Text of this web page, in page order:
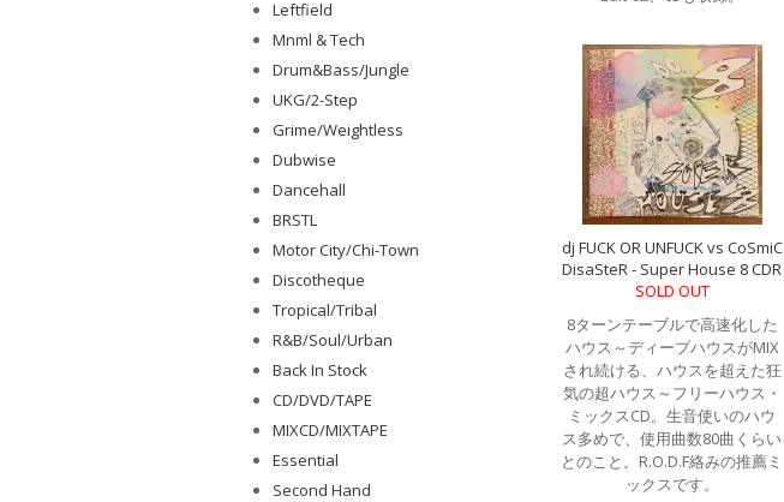
dj FUCK OR UNFUCK vs CoSmiC
DisaSteR - Super House 8 CDR
SOLD OUT
8ターンテーブルで高速化した
ハウス～ディープハウスがMIX
され続ける、ハウスを超えた狂
気の超ハウス～フリーハウス・
ミックスCD。生音使いのハウ
ス多めで、使用曲数80曲くらい
とのこと。R.O.D.F絡みの推薦ミ
ックスです。
Leftfield
Mnml & Tech
Drum&Bass/Jungle
UKG/2-Step
Grime/Weightless
Dubwise
Dancehall
BRSTL
Motor City/Chi-Town
Discotheque
Tropical/Tribal
R&B/Soul/Urban
Back In Stock
CD/DVD/TAPE
MIXCD/MIXTAPE
Essential
Second Hand